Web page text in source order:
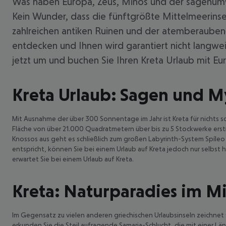
Kein Wunder, dass die fünftgrößte
zahlreichen antiken Ruinen und der
entdecken und Ihnen wird garantiert nicht
jetzt um und buchen Sie Ihren Kreta Urlaub mit
Kreta Urlaub: Sagen und
Mit Ausnahme der über 300 Sonnentage im Jahr ist Kreta für nichts
Fläche von über 21.000 Quadratmetern über bis zu 5 Stockwerke
Knossos aus geht es schließlich zum großen Labyrinth-System
entspricht, können Sie bei einem Urlaub auf Kreta jedoch nur
erwartet Sie bei einem Urlaub auf Kreta.
Kreta: Naturparadies im
Im Gegensatz zu vielen anderen griechischen Urlaubsinseln